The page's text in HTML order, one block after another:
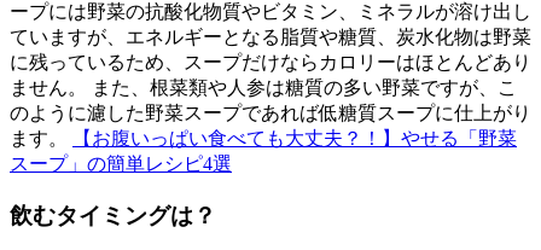
ープには野菜の抗酸化物質やビタミン、ミネラルが溶け出し
ていますが、エネルギーとなる脂質や糖質、炭水化物は野菜
に残っているため、スープだけならカロリーはほとんどあり
ません。 また、根菜類や人参は糖質の多い野菜ですが、こ
のように濾した野菜スープであれば低糖質スープに仕上がり
ます。
【お腹いっぱい食べても大丈夫？！】やせる「野菜
スープ」の簡単レシピ4選
飲むタイミングは？